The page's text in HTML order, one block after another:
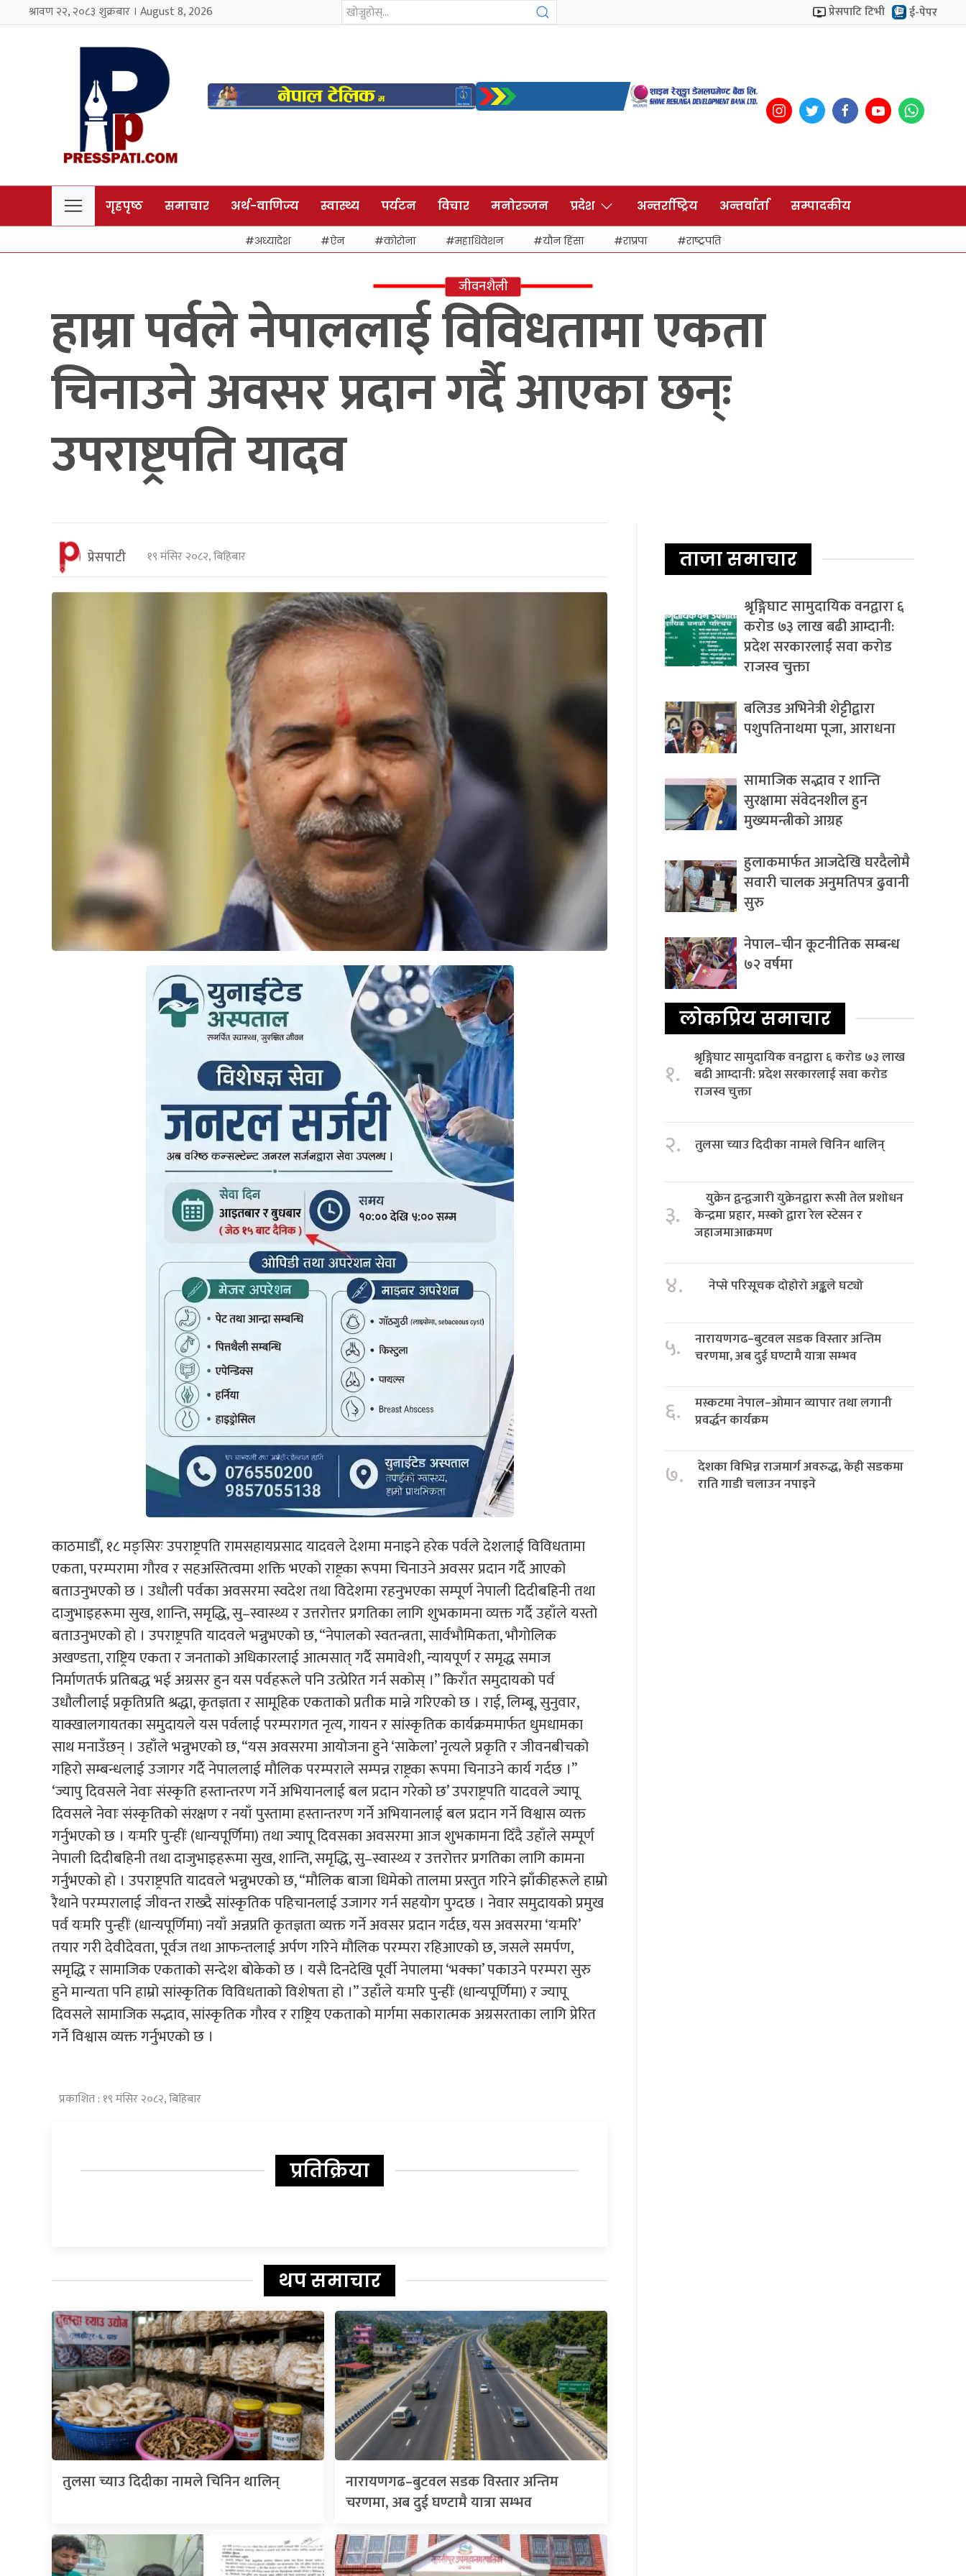
श्रावण २२, २०८३ शुक्रबार । August 8, 2026 प्रेसपाटि टिभी ई-पेपर
गृहपृष्ठ समाचार अर्थ-वाणिज्य स्वास्थ्य पर्यटन विचार मनोरञ्जन प्रदेश अन्तर्राष्ट्रिय अन्तर्वार्ता सम्पादकीय
अध्यादेश ऐन कोरोना महाधिवेशन यौन हिंसा राप्रपा राष्ट्रपति
जीवनशैली
हाम्रा पर्वले नेपाललाई विविधतामा एकता
चिनाउने अवसर प्रदान गर्दै आएका छन्ः
उपराष्ट्रपति यादव
प्रेसपाटी १९ मंसिर २०८२, बिहिबार
काठमाडौँ, १८ मङ्सिरः उपराष्ट्रपति रामसहायप्रसाद यादवले देशमा मनाइने हरेक पर्वले देशलाई विविधतामा
एकता, परम्परामा गौरव र सहअस्तित्वमा शक्ति भएको राष्ट्रका रूपमा चिनाउने अवसर प्रदान गर्दै आएको
बताउनुभएको छ । उधौली पर्वका अवसरमा स्वदेश तथा विदेशमा रहनुभएका सम्पूर्ण नेपाली दिदीबहिनी तथा
दाजुभाइहरूमा सुख, शान्ति, समृद्धि, सु–स्वास्थ्य र उत्तरोत्तर प्रगतिका लागि शुभकामना व्यक्त गर्दै उहाँले यस्तो
बताउनुभएको हो । उपराष्ट्रपति यादवले भन्नुभएको छ, “नेपालको स्वतन्त्रता, सार्वभौमिकता, भौगोलिक
अखण्डता, राष्ट्रिय एकता र जनताको अधिकारलाई आत्मसात् गर्दै समावेशी, न्यायपूर्ण र समृद्ध समाज
निर्माणतर्फ प्रतिबद्ध भई अग्रसर हुन यस पर्वहरूले पनि उत्प्रेरित गर्न सकोस् ।” किराँत समुदायको पर्व
उधौलीलाई प्रकृतिप्रति श्रद्धा, कृतज्ञता र सामूहिक एकताको प्रतीक मान्ने गरिएको छ । राई, लिम्बू, सुनुवार,
याक्खालगायतका समुदायले यस पर्वलाई परम्परागत नृत्य, गायन र सांस्कृतिक कार्यक्रममार्फत धुमधामका
साथ मनाउँछन् । उहाँले भन्नुभएको छ, “यस अवसरमा आयोजना हुने ‘साकेला’ नृत्यले प्रकृति र जीवनबीचको
गहिरो सम्बन्धलाई उजागर गर्दै नेपाललाई मौलिक परम्पराले सम्पन्न राष्ट्रका रूपमा चिनाउने कार्य गर्दछ ।”
‘ज्यापु दिवसले नेवाः संस्कृति हस्तान्तरण गर्ने अभियानलाई बल प्रदान गरेको छ’ उपराष्ट्रपति यादवले ज्यापू
दिवसले नेवाः संस्कृतिको संरक्षण र नयाँ पुस्तामा हस्तान्तरण गर्ने अभियानलाई बल प्रदान गर्ने विश्वास व्यक्त
गर्नुभएको छ । यःमरि पुन्हींः (धान्यपूर्णिमा) तथा ज्यापू दिवसका अवसरमा आज शुभकामना दिँदै उहाँले सम्पूर्ण
नेपाली दिदीबहिनी तथा दाजुभाइहरूमा सुख, शान्ति, समृद्धि, सु–स्वास्थ्य र उत्तरोत्तर प्रगतिका लागि कामना
गर्नुभएको हो । उपराष्ट्रपति यादवले भन्नुभएको छ, “मौलिक बाजा धिमेको तालमा प्रस्तुत गरिने झाँकीहरूले हाम्रो
रैथाने परम्परालाई जीवन्त राख्दै सांस्कृतिक पहिचानलाई उजागर गर्न सहयोग पुग्दछ । नेवार समुदायको प्रमुख
पर्व यःमरि पुन्हींः (धान्यपूर्णिमा) नयाँ अन्नप्रति कृतज्ञता व्यक्त गर्ने अवसर प्रदान गर्दछ, यस अवसरमा ‘यःमरि’
तयार गरी देवीदेवता, पूर्वज तथा आफन्तलाई अर्पण गरिने मौलिक परम्परा रहिआएको छ, जसले समर्पण,
समृद्धि र सामाजिक एकताको सन्देश बोकेको छ । यसै दिनदेखि पूर्वी नेपालमा ‘भक्का’ पकाउने परम्परा सुरु
हुने मान्यता पनि हाम्रो सांस्कृतिक विविधताको विशेषता हो ।” उहाँले यःमरि पुन्हींः (धान्यपूर्णिमा) र ज्यापू
दिवसले सामाजिक सद्भाव, सांस्कृतिक गौरव र राष्ट्रिय एकताको मार्गमा सकारात्मक अग्रसरताका लागि प्रेरित
गर्ने विश्वास व्यक्त गर्नुभएको छ ।
प्रकाशित : १९ मंसिर २०८२, बिहिबार
प्रतिक्रिया
थप समाचार
तुलसा च्याउ दिदीका नामले चिनिन थालिन्
नारायणगढ–बुटवल सडक विस्तार अन्तिम
चरणमा, अब दुई घण्टामै यात्रा सम्भव
ताजा समाचार
श्रृङ्गिघाट सामुदायिक वनद्वारा ६
करोड ७३ लाख बढी आम्दानी:
प्रदेश सरकारलाई सवा करोड
राजस्व चुक्ता
बलिउड अभिनेत्री शेट्टीद्वारा
पशुपतिनाथमा पूजा, आराधना
सामाजिक सद्भाव र शान्ति
सुरक्षामा संवेदनशील हुन
मुख्यमन्त्रीको आग्रह
हुलाकमार्फत आजदेखि घरदैलोमै
सवारी चालक अनुमतिपत्र ढुवानी
सुरु
नेपाल–चीन कूटनीतिक सम्बन्ध
७२ वर्षमा
लोकप्रिय समाचार
१.
श्रृङ्गिघाट सामुदायिक वनद्वारा ६ करोड ७३ लाख
बढी आम्दानी: प्रदेश सरकारलाई सवा करोड
राजस्व चुक्ता
२. तुलसा च्याउ दिदीका नामले चिनिन थालिन्
३.
युक्रेन द्वन्द्वजारी युक्रेनद्वारा रूसी तेल प्रशोधन
केन्द्रमा प्रहार, मस्को द्वारा रेल स्टेसन र
जहाजमाआक्रमण
४. नेप्से परिसूचक दोहोरो अङ्कले घट्यो
५.
नारायणगढ–बुटवल सडक विस्तार अन्तिम
चरणमा, अब दुई घण्टामै यात्रा सम्भव
६.
मस्कटमा नेपाल–ओमान व्यापार तथा लगानी
प्रवर्द्धन कार्यक्रम
७.
देशका विभिन्न राजमार्ग अवरुद्ध, केही सडकमा
राति गाडी चलाउन नपाइने